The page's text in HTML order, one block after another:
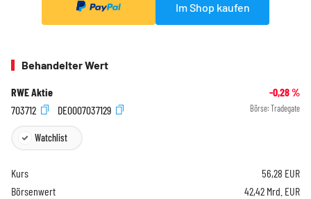
Im Shop kaufen
Behandelter Wert
RWE Aktie -0,28%
703712
DE0007037129 Börse: Tradegate
Watchlist
Kurs 56,28 EUR
Börsenwert
42,42 Mrd. EUR